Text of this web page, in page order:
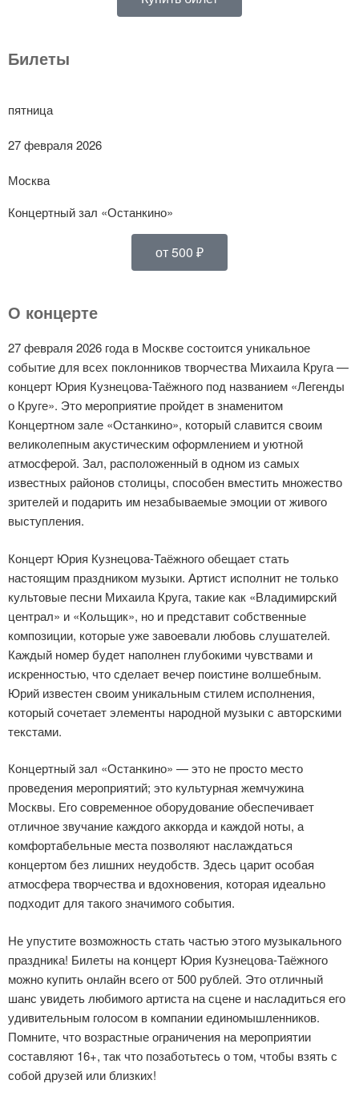
Билеты
пятница
27 февраля 2026
Москва
Концертный зал «Останкино»
от 500 ₽
О концерте
27 февраля 2026 года в Москве состоится уникальное
событие для всех поклонников творчества Михаила Круга —
концерт Юрия Кузнецова-Таёжного под названием «Легенды
о Круге». Это мероприятие пройдет в знаменитом
Концертном зале «Останкино», который славится своим
великолепным акустическим оформлением и уютной
атмосферой. Зал, расположенный в одном из самых
известных районов столицы, способен вместить множество
зрителей и подарить им незабываемые эмоции от живого
выступления.
Концерт Юрия Кузнецова-Таёжного обещает стать
настоящим праздником музыки. Артист исполнит не только
культовые песни Михаила Круга, такие как «Владимирский
централ» и «Кольщик», но и представит собственные
композиции, которые уже завоевали любовь слушателей.
Каждый номер будет наполнен глубокими чувствами и
искренностью, что сделает вечер поистине волшебным.
Юрий известен своим уникальным стилем исполнения,
который сочетает элементы народной музыки с авторскими
текстами.
Концертный зал «Останкино» — это не просто место
проведения мероприятий; это культурная жемчужина
Москвы. Его современное оборудование обеспечивает
отличное звучание каждого аккорда и каждой ноты, а
комфортабельные места позволяют наслаждаться
концертом без лишних неудобств. Здесь царит особая
атмосфера творчества и вдохновения, которая идеально
подходит для такого значимого события.
Не упустите возможность стать частью этого музыкального
праздника! Билеты на концерт Юрия Кузнецова-Таёжного
можно купить онлайн всего от 500 рублей. Это отличный
шанс увидеть любимого артиста на сцене и насладиться его
удивительным голосом в компании единомышленников.
Помните, что возрастные ограничения на мероприятии
составляют 16+, так что позаботьтесь о том, чтобы взять с
собой друзей или близких!